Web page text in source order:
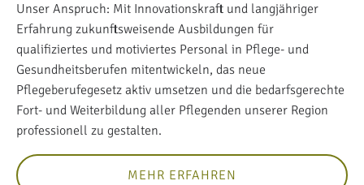
Unser Anspruch: Mit Innovationskraft und langjähriger
Erfahrung zukunftsweisende Ausbildungen für
qualifiziertes und motiviertes Personal in Pflege- und
Gesundheitsberufen mitentwickeln, das neue
Pflegeberufegesetz aktiv umsetzen und die bedarfsgerechte
Fort- und Weiterbildung aller Pflegenden unserer Region
professionell zu gestalten.
MEHR ERFAHREN